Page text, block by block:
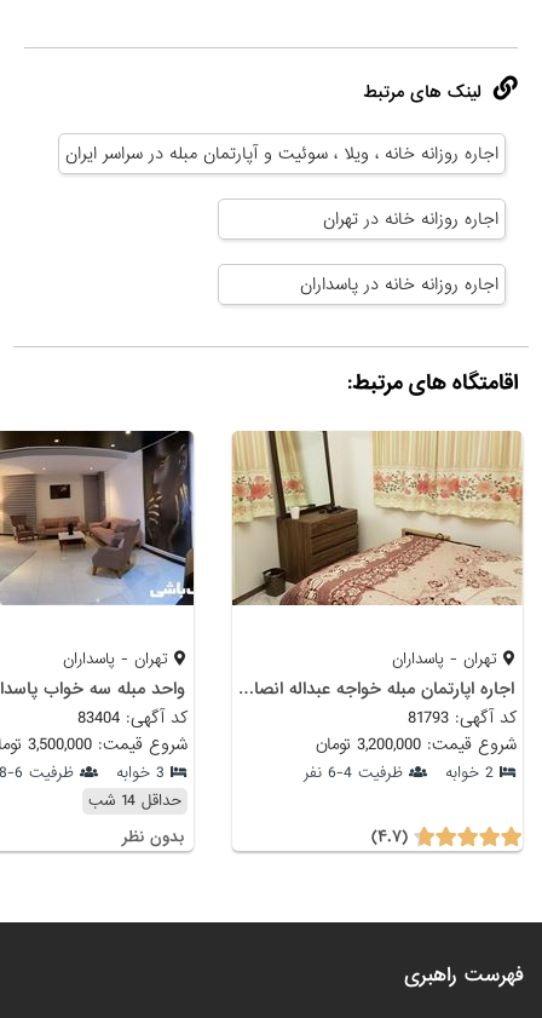
لینک های مرتبط
اجاره روزانه خانه ، ویلا ، سوئیت و آپارتمان مبله در سراسر ایران
اجاره روزانه خانه در تهران
اجاره روزانه خانه در پاسداران
اقامتگاه های مرتبط:
تهران - پاسداران
اجاره اپارتمان مبله خواجه عبداله انصارى
کد آگهی: 81793
شروع قیمت: 3,200,000 تومان
2 خوابه ظرفیت 4-6 نفر
(۴.۷)
تهران - پاسداران
واحد مبله سه خواب
کد آگهی: 83404
شروع قیمت: 3,500,000 تومان
3 خوابه
ظرفیت 6-8 نفر
حداقل 14 شب
بدون نظر
فهرست راهبری